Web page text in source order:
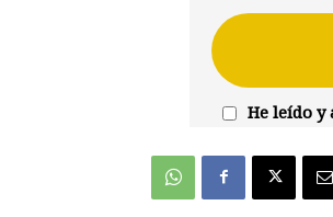
He leído y